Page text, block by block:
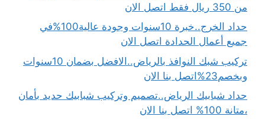
من 350 ريال فقط اتصل الان
حداد الخرج..خبرة 10سنوات وجودة عالية100%في
جميع أعمال الحدادة اتصل الان
تركيب شبك النوافذ بالرياض..الافضل بضمان 10سنوات
وبخصم23%اتصل بنا الان
حداد شبابيك الرياض..تصميم وتركيب شبابيك حديد بأمان
،متانة 100% اتصل بنا الان